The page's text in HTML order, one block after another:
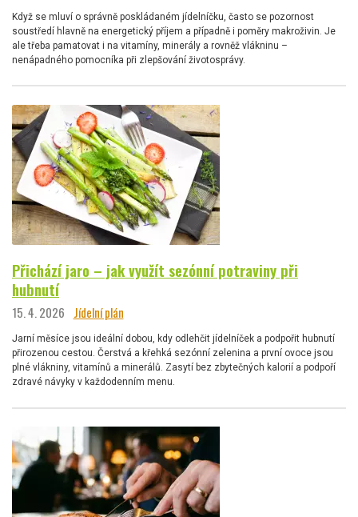
Když se mluví o správně poskládaném jídelníčku, často se pozornost
soustředí hlavně na energetický příjem a případně i poměry makroživin. Je
ale třeba pamatovat i na vitamíny, minerály a rovněž vlákninu –
nenápadného pomocníka při zlepšování životosprávy.
Přichází jaro – jak využít sezónní potraviny při
hubnutí
15. 4. 2026 Jídelní plán
Jarní měsíce jsou ideální dobou, kdy odlehčit jídelníček a podpořit hubnutí
přirozenou cestou. Čerstvá a křehká sezónní zelenina a první ovoce jsou
plné vlákniny, vitamínů a minerálů. Zasytí bez zbytečných kalorií a podpoří
zdravé návyky v každodenním menu.